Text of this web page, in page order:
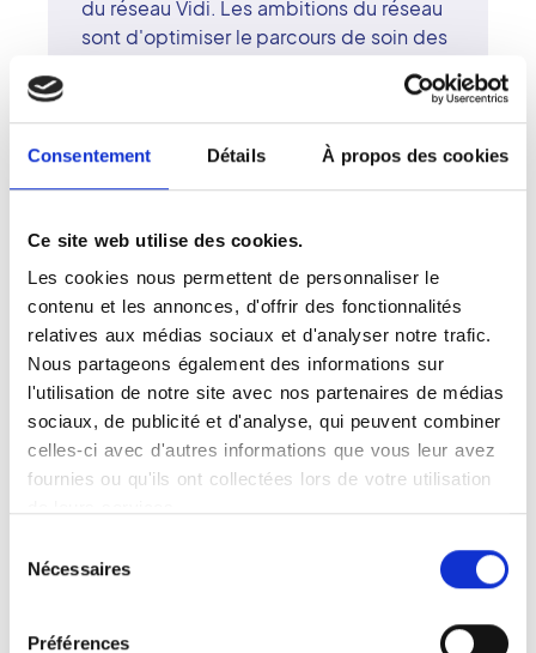
Consentement Détails À propos des cookies
Ce site web utilise des cookies.
Les cookies nous permettent de personnaliser le
contenu et les annonces, d'offrir des fonctionnalités
relatives aux médias sociaux et d'analyser notre trafic.
Nous partageons également des informations sur
l'utilisation de notre site avec nos partenaires de médias
sociaux, de publicité et d'analyse, qui peuvent combiner
celles-ci avec d'autres informations que vous leur avez
fournies ou qu'ils ont collectées lors de votre utilisation
Nécessaires
Préférences
du réseau Vidi. Les ambitions du réseau
sont d'optimiser le parcours de soin des
l'excellence de l'imagerie médicale
pour établir un diagnostic précis. Les
de Limoges : voir, comprendre et
soigner.
Le réseau Vidi qui voit le jour en 2017 est
le premier à se lancer dans la radiologie
libérale en France. Les centres membres
du réseau s'impliquent en regroupant les
achats d'appareils novateurs et de
dernière génération pour les examens
qu'ils pratiquent.
Une relation humaine personnalisée est
heures d'ouverture en semaine sont de 8